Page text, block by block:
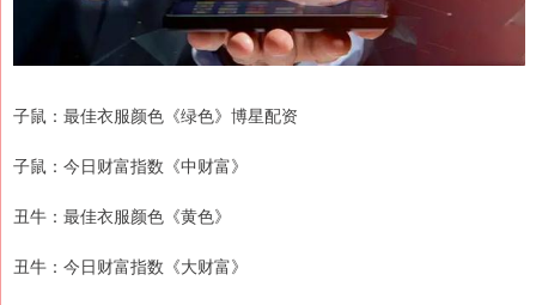
子鼠：最佳衣服颜色《绿色》博星配资
子鼠：今日财富指数《中财富》
丑牛：最佳衣服颜色《黄色》
丑牛：今日财富指数《大财富》